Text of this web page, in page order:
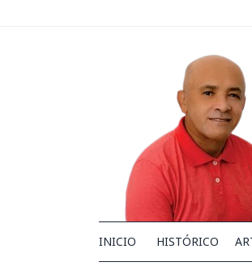
INICIO HISTÓRICO